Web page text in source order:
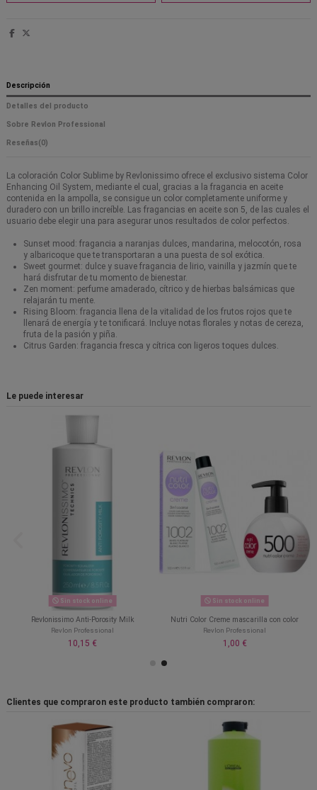
Descripción
Detalles del producto
Sobre Revlon Professional
Reseñas(0)
La coloración Color Sublime by Revlonissimo ofrece el exclusivo sistema Color
Enhancing Oil System, mediante el cual, gracias a la fragancia en aceite
contenida en la ampolla, se consigue un color completamente uniforme y
duradero con un brillo increíble. Las fragancias en aceite son 5, de las cuales el
usuario debe elegir una para asegurar unos resultados de color perfectos.
Sunset mood: fragancia a naranjas dulces, mandarina, melocotón, rosa
y albaricoque que te transportaran a una puesta de sol exótica.
Sweet gourmet: dulce y suave fragancia de lirio, vainilla y jazmín que te
hará disfrutar de tu momento de bienestar.
Zen moment: perfume amaderado, cítrico y de hierbas balsámicas que
relajarán tu mente.
Rising Bloom: fragancia llena de la vitalidad de los frutos rojos que te
llenará de energía y te tonificará. Incluye notas florales y notas de cereza,
fruta de la pasión y piña.
Citrus Garden: fragancia fresca y cítrica con ligeros toques dulces.
Le puede interesar
Sin stock online
Revlonissimo Anti-Porosity Milk
Revlon Professional
10,15 €
Sin stock online
Nutri Color Creme mascarilla con color
Revlon Professional
1,00 €
Clientes que compraron este producto también compraron: